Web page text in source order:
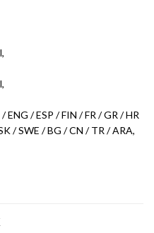
/ ESP / FIN / FR / GR / HR
/ SWE / BG / CN / TR / ARA,